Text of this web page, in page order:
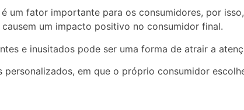
um fator importante para os consumidores, por
um impacto positivo no consumidor final.
e inusitados pode ser uma forma de atrair a
em que o próprio consumidor